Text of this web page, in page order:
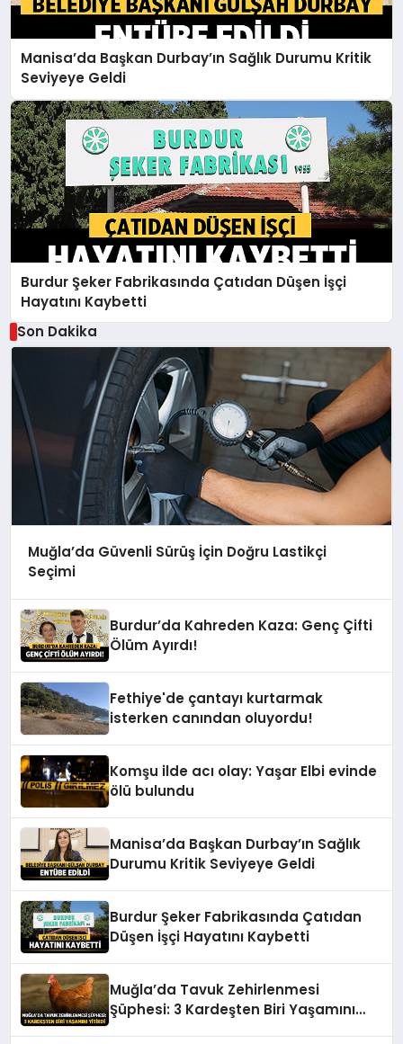
Manisa’da Başkan Durbay’ın Sağlık Durumu Kritik
Seviyeye Geldi
Burdur Şeker Fabrikasında Çatıdan Düşen İşçi
Hayatını Kaybetti
Son Dakika
Muğla’da Güvenli Sürüş İçin Doğru Lastikçi
Seçimi
Burdur’da Kahreden Kaza: Genç Çifti
Ölüm Ayırdı!
Fethiye'de çantayı kurtarmak
isterken canından oluyordu!
Komşu ilde acı olay: Yaşar Elbi evinde
ölü bulundu
Manisa’da Başkan Durbay’ın Sağlık
Durumu Kritik Seviyeye Geldi
Burdur Şeker Fabrikasında Çatıdan
Düşen İşçi Hayatını Kaybetti
Muğla’da Tavuk Zehirlenmesi
Şüphesi: 3 Kardeşten Biri Yaşamını